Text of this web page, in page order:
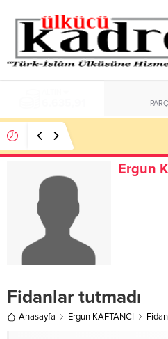
Ergun
Fidanlar tutmadı
Anasayfa Ergun KAFTANCI